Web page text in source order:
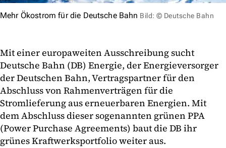
Mehr Ökostrom für die Deutsche Bahn Bild: © Deutsche Bahn
Mit einer europaweiten Ausschreibung sucht
Deutsche Bahn (DB) Energie, der Energieversorger
der Deutschen Bahn, Vertragspartner für den
Abschluss von Rahmenverträgen für die
Stromlieferung aus erneuerbaren Energien. Mit
dem Abschluss dieser sogenannten grünen PPA
(Power Purchase Agreements) baut die DB ihr
grünes Kraftwerksportfolio weiter aus.